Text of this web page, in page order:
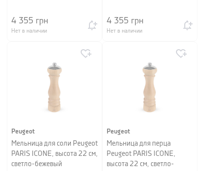
4 355 грн
Нет в наличии
4 355 грн
Нет в наличии
Peugeot
Мельница для соли Peugeot
PARIS ICONE, высота 22 см,
светло-бежевый
Peugeot
Мельница для перца
Peugeot PARIS ICONE,
высота 22 см, светло-